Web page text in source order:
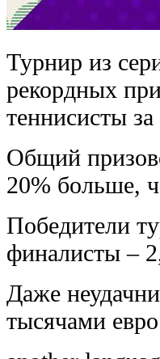
Турнир из
рекордных
теннисисты
Общий
20% больше,
Победители
финалисты –
Даже
тысячами